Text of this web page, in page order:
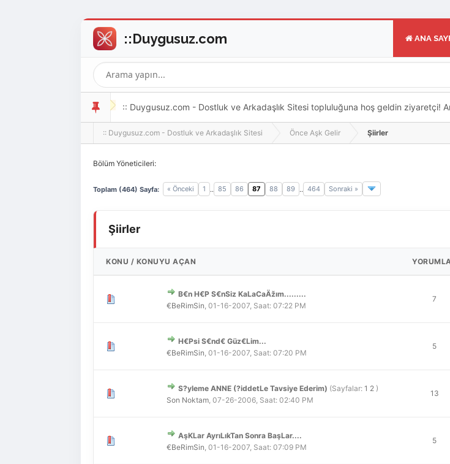
ANA
:: Duygusuz.com - Dostluk ve Arkadaşlık Sitesi topluluğuna hoş geldin ziyaretçi!
oldukça kolay ve zahmetsizdir.
:: Duygusuz.com - Dostluk ve Arkadaşlık Sitesi Önce Aşk Gelir Şiirler
Bölüm Yöneticileri:
Toplam (464) Sayfa: « Önceki 1 .. 85 86 87 88 89 .. 464 Sonraki »
Şiirler
KONU / KONUYU AÇAN
B€n H€P S€nSiz KaLaCaÄžım.........
€BeRimSin, 01-16-2007, Saat: 07:22 PM
7
Derecelendirme: 0/5 - 0 oy
12345
H€Psi S€nd€ Güz€Lim...
€BeRimSin, 01-16-2007, Saat: 07:20 PM
5
Derecelendirme: 0/5 - 0 oy
12345
S?yleme ANNE (?iddetLe Tavsiye Ederim) (Sayfalar: 1 2 )
Son Noktam, 07-26-2006, Saat: 02:40 PM
13
Derecelendirme: 0/5 - 0 oy
12345
AşKLar AyrıLıkTan Sonra BaşLar....
€BeRimSin, 01-16-2007, Saat: 07:09 PM
5
Derecelendirme: 0/5 - 0 oy
1 2345